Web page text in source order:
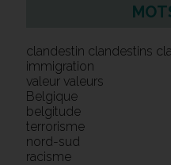
clandestin clandestins
immigration
valeur valeurs
Belgique
belgitude
terrorisme
nord-sud
racisme